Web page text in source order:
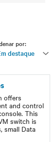
por:
destaque
offers
and control
This
switch is
small Data